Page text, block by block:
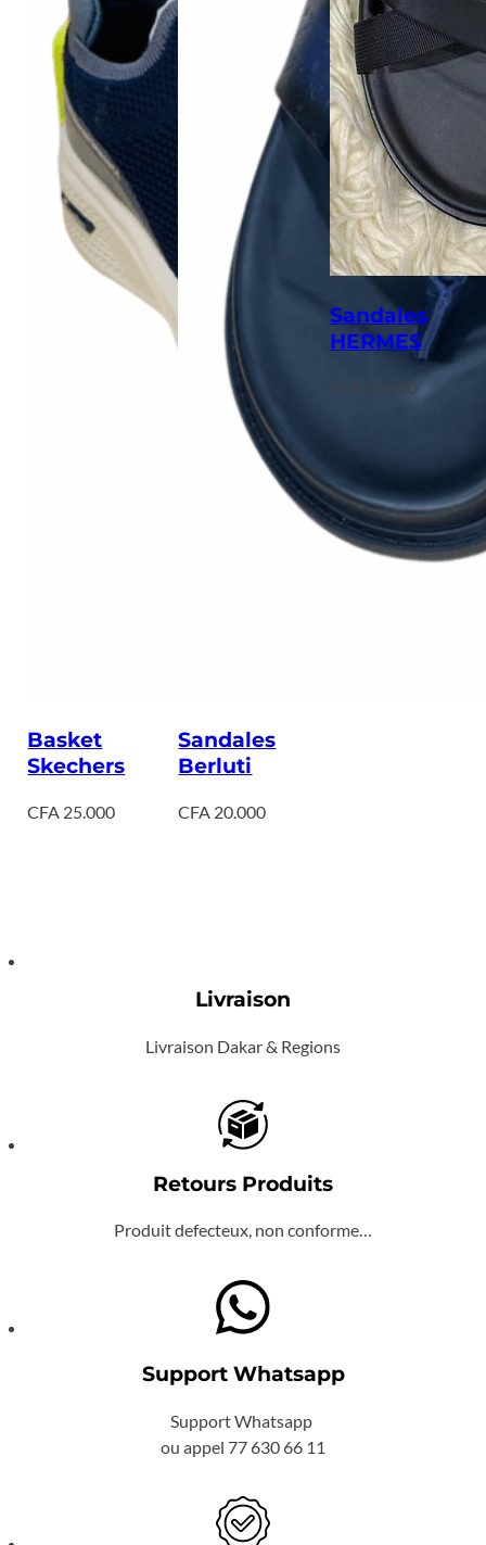
Basket
Skechers
CFA 25.000
Sandales
Berluti
CFA 20.000
Sandales
HERMES
CFA 35.000
Livraison
Livraison Dakar & Regions
Retours Produits
Produit defecteux, non conforme…
Support Whatsapp
Support Whatsapp
ou appel 77 630 66 11